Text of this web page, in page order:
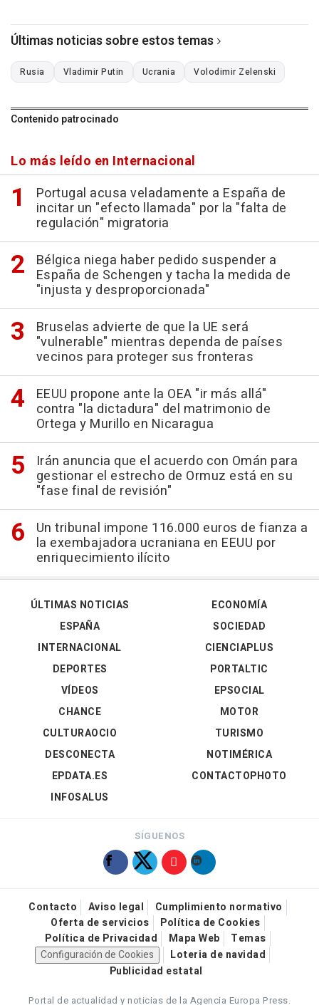
Últimas noticias sobre estos temas
Rusia Vladimir Putin Ucrania Volodimir Zelenski
Contenido patrocinado
Lo más leído en Internacional
Portugal acusa veladamente a España de
incitar un "efecto llamada" por la "falta de
regulación" migratoria
Bélgica niega haber pedido suspender a
España de Schengen y tacha la medida de
"injusta y desproporcionada"
Bruselas advierte de que la UE será
"vulnerable" mientras dependa de países
vecinos para proteger sus fronteras
EEUU propone ante la OEA "ir más allá"
contra "la dictadura" del matrimonio de
Ortega y Murillo en Nicaragua
Irán anuncia que el acuerdo con Omán para
gestionar el estrecho de Ormuz está en su
"fase final de revisión"
Un tribunal impone 116.000 euros de fianza a
la exembajadora ucraniana en EEUU por
enriquecimiento ilícito
ÚLTIMAS NOTICIAS
ESPAÑA
INTERNACIONAL
DEPORTES
VÍDEOS
ECONOMÍA
SOCIEDAD
CIENCIAPLUS
PORTALTIC
EPSOCIAL
CHANCE
CULTURAOCIO
DESCONECTA
EPDATA.ES
INFOSALUS
MOTOR
TURISMO
NOTIMÉRICA
CONTACTOPHOTO
SÍGUENOS
Contacto Aviso legal
Cumplimiento normativo
Oferta de servicios
Política de Cookies
Política de Privacidad
Mapa Web
Temas
Configuración de Cookies
Loteria de navidad
Publicidad estatal
Portal de actualidad y noticias de la Agencia Europa Press.